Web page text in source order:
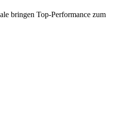
bringen Top-Performance zum